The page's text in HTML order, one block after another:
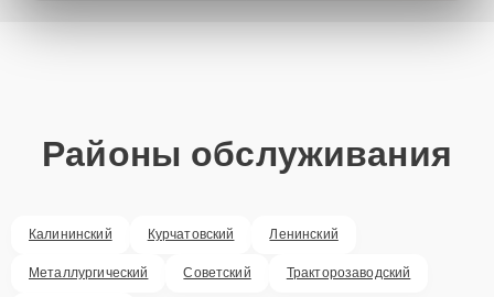
Районы обслуживания
Калининский Курчатовский Ленинский
Металлургический Советский Тракторозаводский